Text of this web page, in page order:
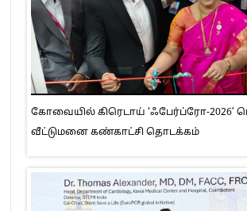
கோவையில் கிரெடாய் ‘ஃபேர்ப்ரோ-2026’
வீட்டுமனை கண்காட்சி தொடக்கம்